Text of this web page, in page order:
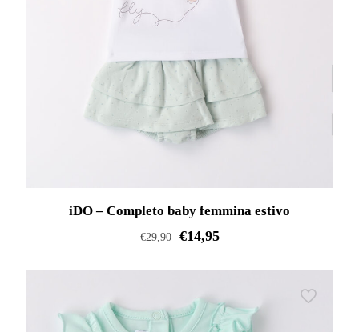
possono
nella
pagina
prodotto
iDO – Completo baby femmina estivo
€29,90 €14,95
ha